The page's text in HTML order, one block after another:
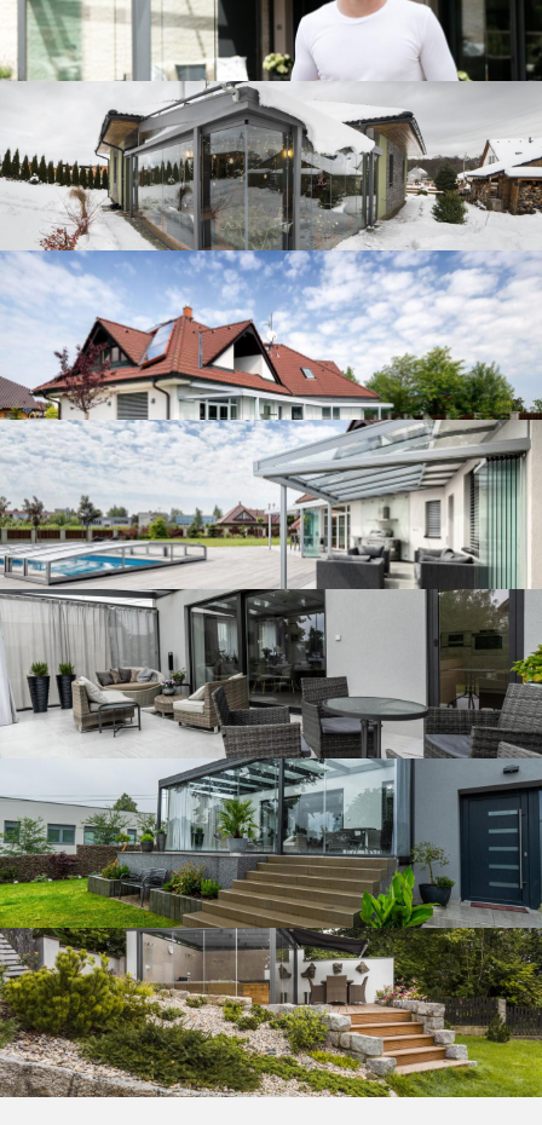
Zastřešení terasy ve Žďáru nad Sázavou
Zastřešení terasy ve Žďáru nad Sázavou
Zastřešená terasa v Liberci
Zastřešená terasa v Liberci
Zastřešení terasy v Liberci